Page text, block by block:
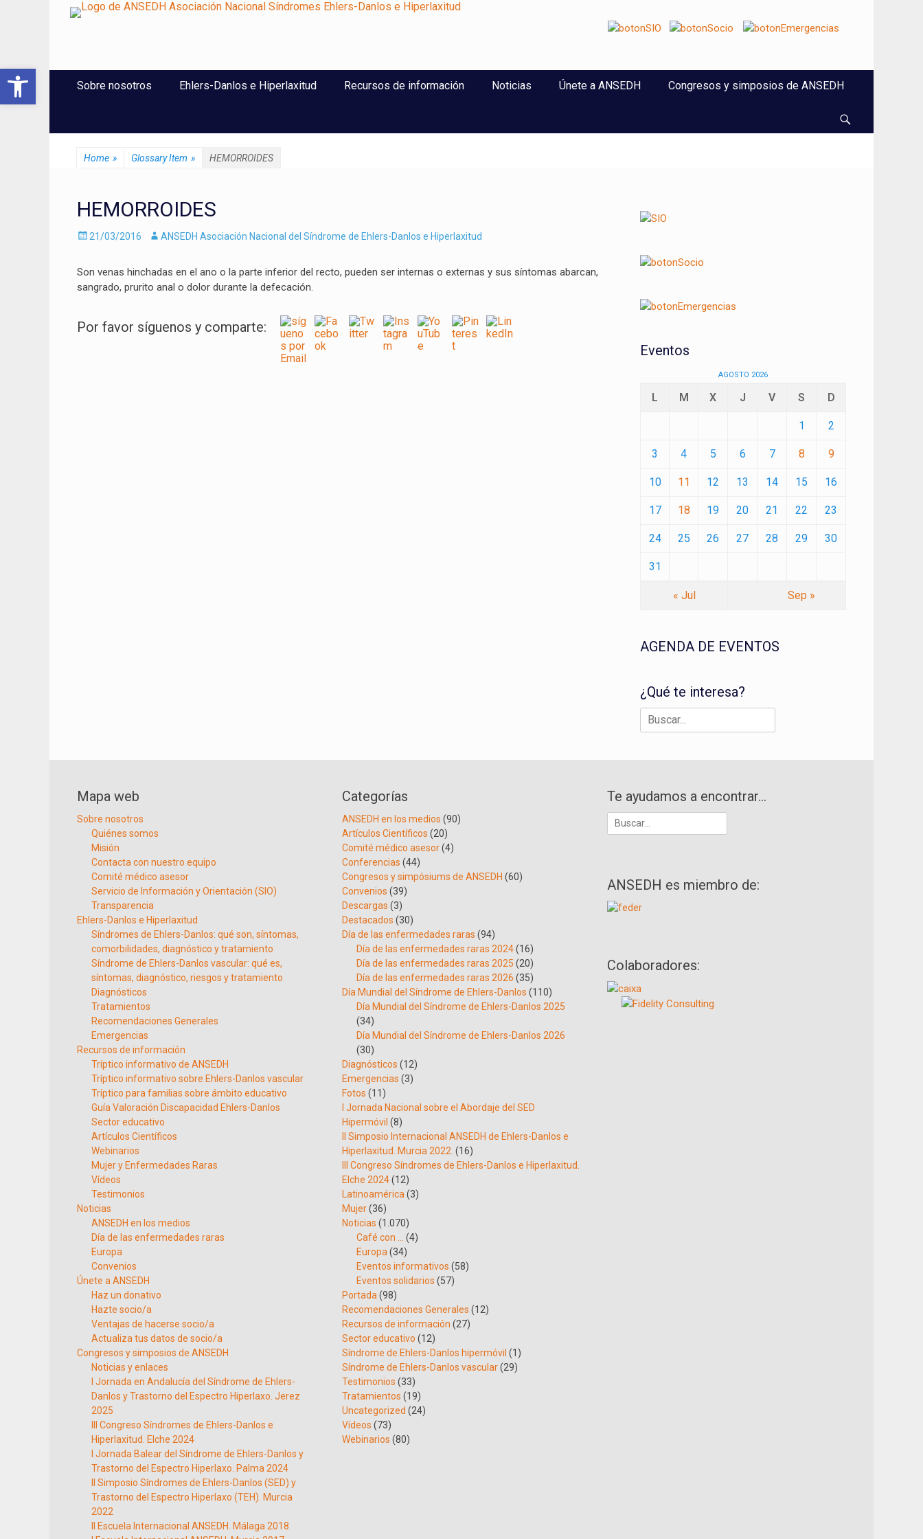
Abrir barra de herramientas
ANSEDH
Asociación Nacional del Síndrome de Ehlers-Danlos e Hiperlaxitud
Menú Principal
Sobre nosotros Ehlers-Danlos e Hiperlaxitud Recursos de información Noticias Únete a ANSEDH Congresos y simposios de ANSEDH
Home » Glossary Item » HEMORROIDES
HEMORROIDES
Enviado
21/03/2016 AutorANSEDH Asociación Nacional del Síndrome de Ehlers-Danlos e Hiperlaxitud
Son venas hinchadas en el ano o la parte inferior del recto, pueden ser internas o externas y sus síntomas abarcan,
sangrado, prurito anal o dolor durante la defecación.
Por favor síguenos y comparte:
Eventos
AGOSTO 2026
L M X J V S D
1 2
3 4 5 6 7 8 9
10 11 12 13 14 15 16
17 18 19 20 21 22 23
24 25 26 27 28 29 30
31
« Jul Sep »
AGENDA DE EVENTOS
¿Qué te interesa?
Buscar:
Mapa web
Sobre nosotros
Quiénes somos
Misión
Contacta con nuestro equipo
Comité médico asesor
Servicio de Información y Orientación (SIO)
Transparencia
Ehlers-Danlos e Hiperlaxitud
Síndromes de Ehlers-Danlos: qué son, síntomas,
comorbilidades, diagnóstico y tratamiento
Síndrome de Ehlers-Danlos vascular: qué es,
síntomas, diagnóstico, riesgos y tratamiento
Diagnósticos
Tratamientos
Recomendaciones Generales
Emergencias
Recursos de información
Tríptico informativo de ANSEDH
Tríptico informativo sobre Ehlers-Danlos vascular
Tríptico para familias sobre ámbito educativo
Guía Valoración Discapacidad Ehlers-Danlos
Sector educativo
Artículos Científicos
Webinarios
Mujer y Enfermedades Raras
Vídeos
Testimonios
Noticias
ANSEDH en los medios
Día de las enfermedades raras
Europa
Convenios
Únete a ANSEDH
Haz un donativo
Hazte socio/a
Ventajas de hacerse socio/a
Actualiza tus datos de socio/a
Congresos y simposios de ANSEDH
Noticias y enlaces
I Jornada en Andalucía del Síndrome de Ehlers-
Danlos y Trastorno del Espectro Hiperlaxo. Jerez
2025
III Congreso Síndromes de Ehlers-Danlos e
Hiperlaxitud. Elche 2024
I Jornada Balear del Síndrome de Ehlers-Danlos y
Trastorno del Espectro Hiperlaxo. Palma 2024
II Simposio Síndromes de Ehlers-Danlos (SED) y
Trastorno del Espectro Hiperlaxo (TEH). Murcia
2022
II Escuela Internacional ANSEDH. Málaga 2018
Categorías
ANSEDH en los medios (90)
Artículos Científicos (20)
Comité médico asesor(4)
Conferencias (44)
Congresos y simpósiums de ANSEDH (60)
Convenios (39)
Descargas (3)
Destacados (30)
Día de las enfermedades raras (94)
Día de las enfermedades raras 2024(16)
Día de las enfermedades raras 2025 (20)
Día de las enfermedades raras 2026 (35)
Día Mundial del Síndrome de Ehlers-Danlos (110)
Día Mundial del Síndrome de Ehlers-Danlos 2025
(34)
Día Mundial del Síndrome de Ehlers-Danlos 2026
(30)
Diagnósticos (12)
Emergencias (3)
Fotos (11)
I Jornada Nacional sobre el Abordaje del SED
Hipermóvil (8)
II Simposio Internacional ANSEDH de Ehlers-Danlos e
Hiperlaxitud. Murcia 2022. (16)
III Congreso Síndromes de Ehlers-Danlos e Hiperlaxitud.
Elche 2024(12)
Latinoamérica (3)
Mujer(36)
Noticias (1.070)
Café con …
(4)
Europa (34)
Eventos informativos (58)
Eventos solidarios (57)
Portada (98)
Recomendaciones Generales (12)
Recursos de información (27)
Sector educativo (12)
Síndrome de Ehlers-Danlos hipermóvil (1)
Síndrome de Ehlers-Danlos vascular(29)
Testimonios (33)
Tratamientos (19)
Uncategorized (24)
Vídeos (73)
Webinarios (80)
Te ayudamos a encontrar…
Buscar:
ANSEDH es miembro de:
Colaboradores: